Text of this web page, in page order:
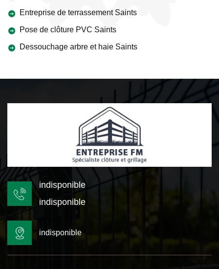
Entreprise de terrassement Saints
Pose de clôture PVC Saints
Dessouchage arbre et haie Saints
indisponible
indisponible
indisponible